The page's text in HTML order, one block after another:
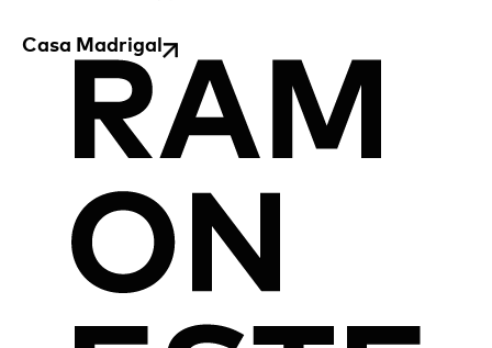
Casa Madrigal